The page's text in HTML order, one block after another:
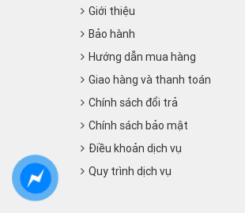
Giới thiệu
Bảo hành
Hướng dẫn mua hàng
Giao hàng và thanh toán
Chính sách đổi trả
Chính sách bảo mật
Điều khoản dịch vụ
Quy trình dịch vụ